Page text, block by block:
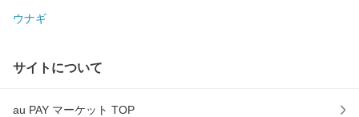
ウナギ
サイトについて
au PAY マーケット TOP